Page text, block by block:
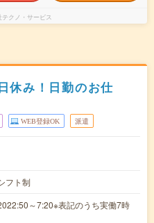
テクノ・サービス
休み！日勤のお仕
WEB登録OK 派遣
フト制
～7:20※表記のうち実働7時